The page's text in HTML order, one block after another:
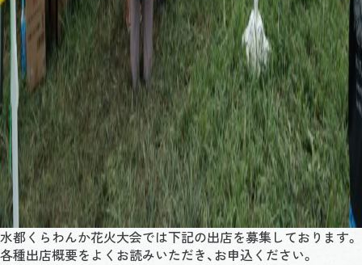
水都くらわんか花火大会では下記の出店を募集しております。
各種出店概要をよくお読みいただき、お申込ください。